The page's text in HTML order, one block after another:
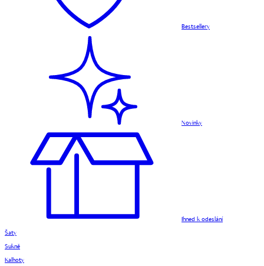
Bestsellery
Novinky
Ihned k odeslání
Šaty
Sukně
Kalhoty